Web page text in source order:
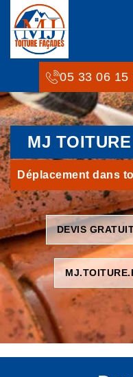
05 33 06 15
MJ
Déplacement dans
DEVIS